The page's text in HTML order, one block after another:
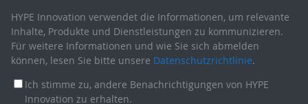
HYPE Innovation verwendet die Informationen, um relevante
Inhalte, Produkte und Dienstleistungen zu kommunizieren.
Für weitere Informationen und wie Sie sich abmelden
können, lesen Sie bitte unsere Datenschutzrichtlinie.
Ich stimme zu, andere Benachrichtigungen von HYPE
Innovation zu erhalten.